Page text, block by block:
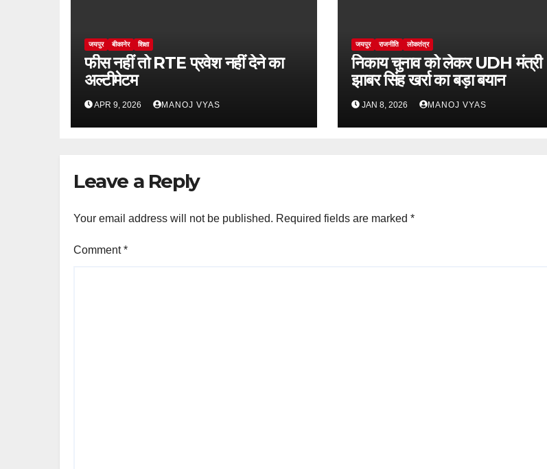
जयपुर बीकानेर शिक्षा
फीस नहीं तो RTE प्रवेश नहीं देने का
अल्टीमेटम
APR 9, 2026 MANOJ VYAS
जयपुर राजनीति लोकतंत्र
निकाय चुनाव को लेकर UDH मंत्री
झाबर सिंह खर्रा का बड़ा बयान
JAN 8, 2026 MANOJ VYAS
Leave a Reply
Your email address will not be published. Required fields are marked *
Comment*